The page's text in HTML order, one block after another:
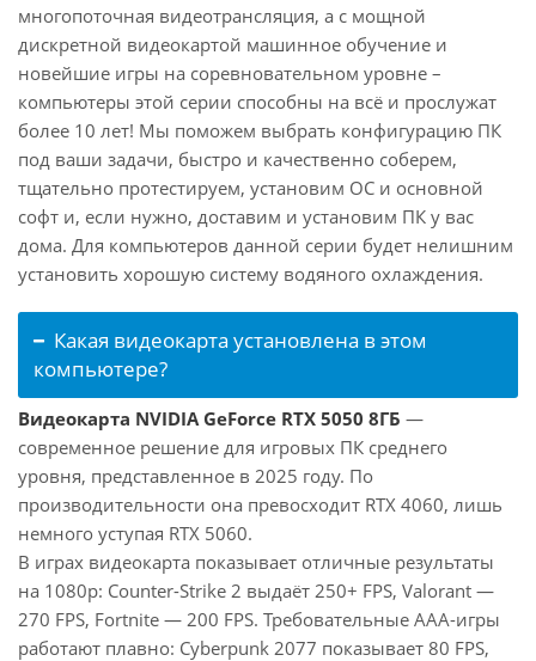
многопоточная видеотрансляция, а с мощной
дискретной видеокартой машинное обучение и
новейшие игры на соревновательном уровне –
компьютеры этой серии способны на всё и прослужат
более 10 лет! Мы поможем выбрать конфигурацию ПК
под ваши задачи, быстро и качественно соберем,
тщательно протестируем, установим ОС и основной
софт и, если нужно, доставим и установим ПК у вас
дома. Для компьютеров данной серии будет нелишним
установить хорошую систему водяного охлаждения.
Какая видеокарта установлена в этом
компьютере?
Видеокарта NVIDIA GeForce RTX 5050 8ГБ —
современное решение для игровых ПК среднего
уровня, представленное в 2025 году. По
производительности она превосходит RTX 4060, лишь
немного уступая RTX 5060.
В играх видеокарта показывает отличные результаты
на 1080p: Counter-Strike 2 выдаёт 250+ FPS, Valorant —
270 FPS, Fortnite — 200 FPS. Требовательные AAA-игры
работают плавно: Cyberpunk 2077 показывает 80 FPS,